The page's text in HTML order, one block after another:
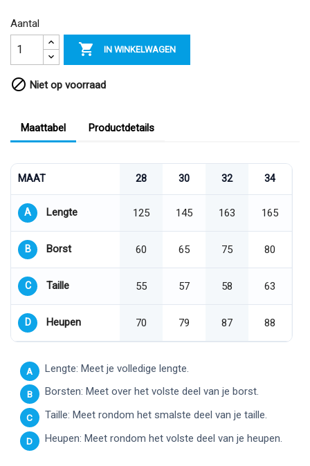
Aantal
 IN WINKELWAGEN
 Niet op voorraad
Maattabel Productdetails
MAAT 28 30 32 34
A Lengte 125 145 163 165
B Borst 60 65 75 80
C Taille 55 57 58 63
D Heupen 70 79 87 88
A Lengte: Meet je volledige lengte.
B Borsten: Meet over het volste deel van je borst.
C Taille: Meet rondom het smalste deel van je taille.
D Heupen: Meet rondom het volste deel van je heupen.